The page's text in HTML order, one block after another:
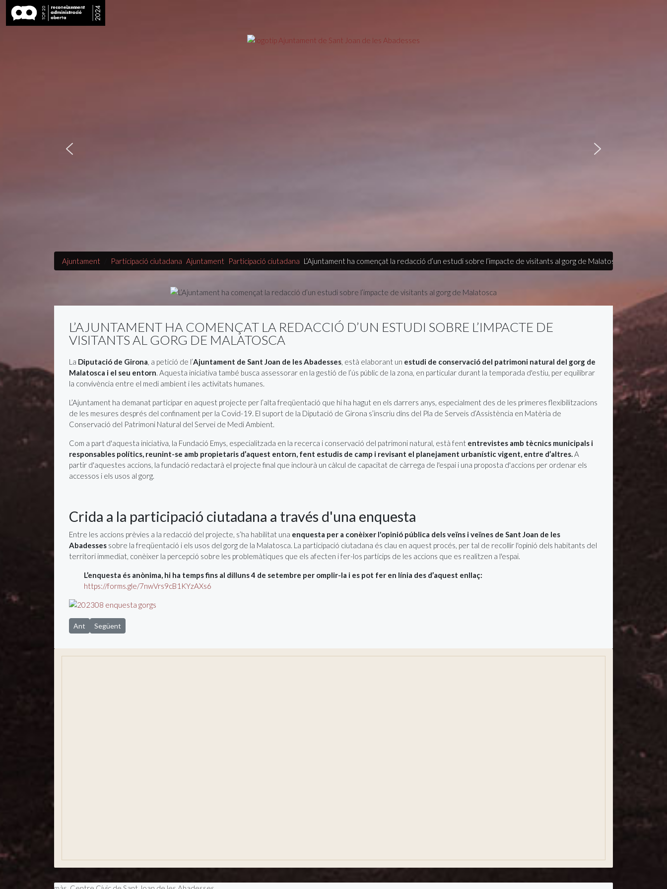
Ajuntament Participació ciutadana Ajuntament Participació ciutadana L’Ajuntament ha començat la redacció d’un estudi sobre l’impacte de visitants al gorg de Malatosca
L’AJUNTAMENT HA COMENÇAT LA REDACCIÓ D’UN ESTUDI SOBRE L’IMPACTE DE
VISITANTS AL GORG DE MALATOSCA
La Diputació de Girona , a petició de l’Ajuntament de Sant Joan de les Abadesses , està elaborant un estudi de conservació del patrimoni natural del gorg de
Malatosca i el seu entorn . Aquesta iniciativa també busca assessorar en la gestió de l’ús públic de la zona, en particular durant la temporada d'estiu, per equilibrar
la convivència entre el medi ambient i les activitats humanes.
L’Ajuntament ha demanat participar en aquest projecte per l’alta freqüentació que hi ha hagut en els darrers anys, especialment des de les primeres flexibilitzacions
de les mesures després del confinament per la Covid-19. El suport de la Diputació de Girona s’inscriu dins del Pla de Serveis d’Assistència en Matèria de
Conservació del Patrimoni Natural del Servei de Medi Ambient.
Com a part d'aquesta iniciativa, la Fundació Emys, especialitzada en la recerca i conservació del patrimoni natural, està fent entrevistes amb tècnics municipals i
responsables polítics, reunint-se amb propietaris d’aquest entorn, fent estudis de camp i revisant el planejament urbanístic vigent, entre d’altres. A
partir d'aquestes accions, la fundació redactarà el projecte final que inclourà un càlcul de capacitat de càrrega de l'espai i una proposta d'accions per ordenar els
accessos i els usos al gorg.
Crida a la participació ciutadana a través d'una enquesta
Entre les accions prèvies a la redacció del projecte, s’ha habilitat una enquesta per a conèixer l'opinió pública dels veïns i veïnes de Sant Joan de les
Abadesses sobre la freqüentació i els usos del gorg de la Malatosca. La participació ciutadana és clau en aquest procés, per tal de recollir l'opinió dels habitants del
territori immediat, conèixer la percepció sobre les problemàtiques que els afecten i fer-los partícips de les accions que es realitzen a l'espai.
L’enquesta és anònima, hi ha temps fins al dilluns 4 de setembre per omplir-la i es pot fer en línia des d’aquest enllaç:
https://forms.gle/7nwVrs9cB1KYzAXs6
Article anterior: Sant Joan de les Abadesses impulsa un projecte per estudiar un nou model de cures comunitàries
Ant Article següent: La mobilitat a Sant Joan de les Abadesses - Digues la teva!
Següent